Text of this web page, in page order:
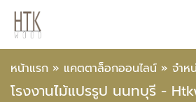
หน้าแรก » แคตตาล็อกออนไลน์ » จำห
โรงงานไม้แปรรูป นนทบุรี -